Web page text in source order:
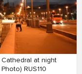
at night
RUS110